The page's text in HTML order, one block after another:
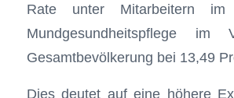
Rate unter Mitarbeitern
Mundgesundheitspflege im
Gesamtbevölkerung bei 13,49
Dies deutet auf eine höhere